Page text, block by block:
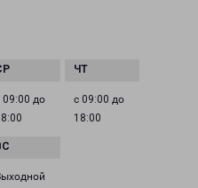
09:00 до
с 09:00 до
18:00